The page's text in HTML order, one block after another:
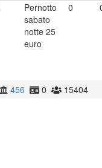
Pernotto
sabato
notte 25
euro
0
15404
0
456